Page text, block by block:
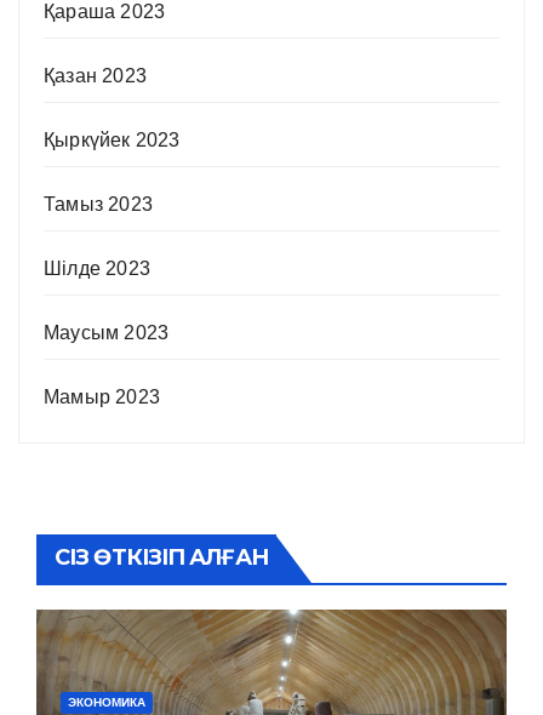
Қараша 2023
Қазан 2023
Қыркүйек 2023
Тамыз 2023
Шілде 2023
Маусым 2023
Мамыр 2023
СІЗ ӨТКІЗІП АЛҒАН
ЭКОНОМИКА